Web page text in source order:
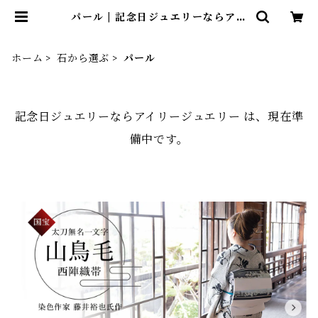
パール | 記念日ジュエリーならアイ
ホーム 石から選ぶ パール
記念日ジュエリーならアイリージュエリー は、現在準
備中です。